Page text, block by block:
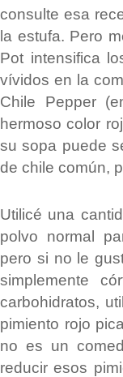
consulte esa
la estufa. Pero
Pot intensifica
vívidos en la
Chile Pepper
hermoso color
su sopa puede
de chile común,
Utilicé una
polvo normal
pero si no le
simplemente
carbohidratos,
pimiento rojo
no es un
reducir esos